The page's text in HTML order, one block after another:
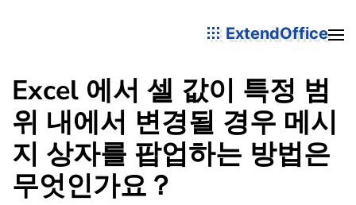
ExtendOffice
Excel 에서 셀 값이 특정 범
위 내에서 변경될 경우 메시
지 상자를 팝업하는 방법은
무엇인가요？